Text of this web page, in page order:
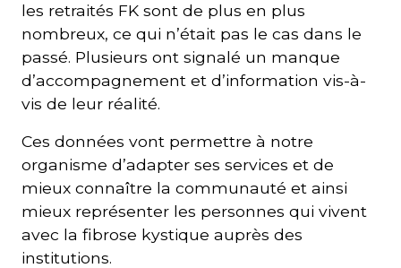
les retraités FK sont de plus en plus
nombreux, ce qui n’était pas le cas dans le
passé. Plusieurs ont signalé un manque
d’accompagnement et d’information vis-à-
vis de leur réalité.
Ces données vont permettre à notre
organisme d’adapter ses services et de
mieux connaître la communauté et ainsi
mieux représenter les personnes qui vivent
avec la fibrose kystique auprès des
institutions.